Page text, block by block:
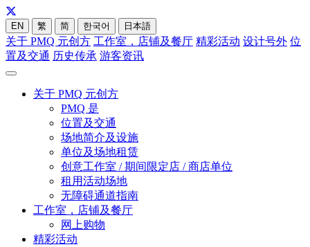
EN 繁 简 한국어 日本語
关于 PMQ 元创方 工作室，店铺及餐厅 精彩活动 设计号外 位
置及交通 历史传承 游客资讯
关于 PMQ 元创方
PMQ 是
位置及交通
场地简介及设施
单位及场地租赁
创意工作室 / 期间限定店 / 商店单位
租用活动场地
无障碍通道指南
工作室，店铺及餐厅
网上购物
精彩活动